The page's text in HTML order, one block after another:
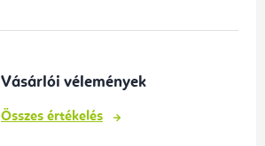
Vásárlói vélemények
Összes értékelés